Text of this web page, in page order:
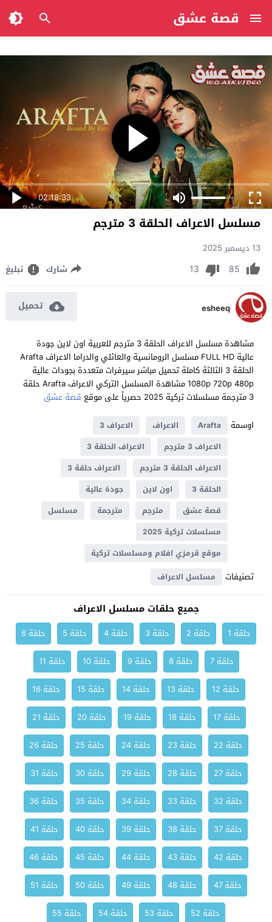
قصة عشق
02:18:33
مسلسل الاعراف الحلقة 3 مترجم
13 ديسمبر 2025
85
13 شارك تبليغ
esheeq تحميل
مشاهدة مسلسل الاعراف الحلقة 3 مترجم للعربية اون لاين جودة
عالية FULL HD مسلسل الرومانسية والعائلي والدراما الاعراف Arafta
الحلقة 3 الثالثة كاملة تحميل مباشر سيرفرات متعددة بجودات عالية
1080p 720p 480p مشاهدة المسلسل التركي الاعراف Arafta حلقة
3 مترجمة مسلسلات تركية 2025 حصرياً على موقع
قصة عشق
اوسمة
Arafta الاعراف
الاعراف 3
الاعراف 3 مترجم
الاعراف الحلقة 3
الاعراف الحلقة 3 مترجم
الاعراف حلقة 3
الحلقة 3
اون لاين
جودة عالية
قصة عشق
مترجم مترجمة
مسلسل
مسلسلات تركية 2025
موقع قرمزي افلام ومسلسلات تركية
تصنيفات مسلسل الاعراف
جميع حلقات مسلسل الاعراف
حلقة 1 حلقة 2 حلقة 3 حلقة 4 حلقة 5
حلقة 6
حلقة 7
حلقة 8 حلقة 9 حلقة 10
حلقة 11
حلقة 12
حلقة 13 حلقة 14 حلقة 15
حلقة 16
حلقة 17
حلقة 18 حلقة 19 حلقة 20
حلقة 21
حلقة 22
حلقة 23 حلقة 24 حلقة 25
حلقة 26
حلقة 27
حلقة 28 حلقة 29 حلقة 30
حلقة 31
حلقة 32
حلقة 33 حلقة 34 حلقة 35
حلقة 36
حلقة 37
حلقة 38 حلقة 39 حلقة 40
حلقة 41
حلقة 42
حلقة 43 حلقة 44 حلقة 45
حلقة 46
حلقة 47
حلقة 48 حلقة 49 حلقة 50
حلقة 51
حلقة 52
حلقة 53 حلقة 54 حلقة 55